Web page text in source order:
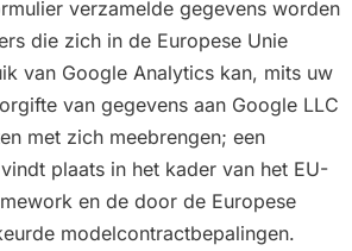
verzamelde gegevens worden
die zich in de Europese Unie
van Google Analytics kan, mits uw
van gegevens aan Google LLC
met zich meebrengen; een
plaats in het kader van het EU-
en de door de Europese
modelcontractbepalingen.